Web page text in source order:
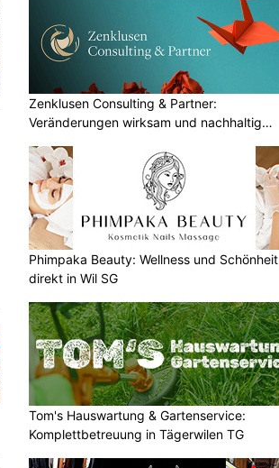
Zenklusen Consulting & Partner:
Veränderungen wirksam und nachhaltig
Phimpaka Beauty: Wellness und Schönheit
direkt in Wil SG
Tom's Hauswartung & Gartenservice:
Komplettbetreuung in Tägerwilen TG